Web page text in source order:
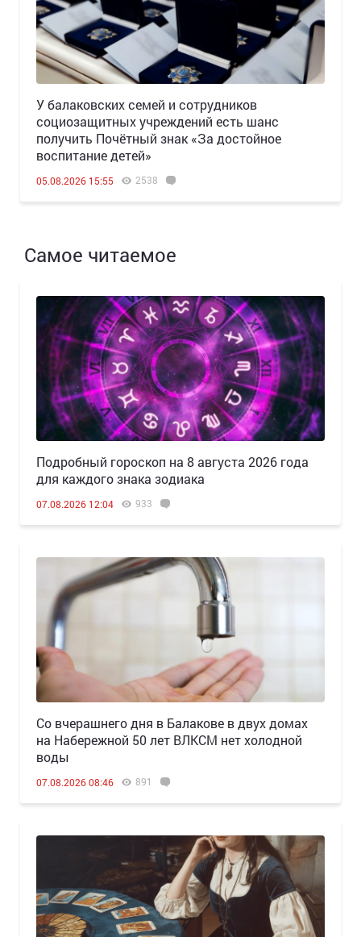
У балаковских семей и сотрудников
социозащитных учреждений есть шанс
получить Почётный знак «За достойное
воспитание детей»
05.08.2026 15:55 2538
Самое читаемое
Подробный гороскоп на 8 августа 2026 года
для каждого знака зодиака
07.08.2026 12:04 933
Со вчерашнего дня в Балакове в двух домах
на Набережной 50 лет ВЛКСМ нет холодной
воды
07.08.2026 08:46 891